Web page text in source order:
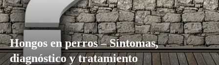
Hongos en perros – Síntomas,
diagnóstico y tratamiento